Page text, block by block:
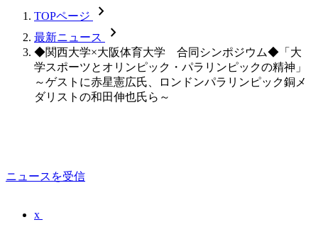
TOPページ chevron_forward
最新ニュース chevron_forward
◆関西大学×大阪体育大学 合同シンポジウム◆「大
学スポーツとオリンピック・パラリンピックの精神」
～ゲストに赤星憲広氏、ロンドンパラリンピック銅メ
ダリストの和田伸也氏ら～
ニュースを受信
x